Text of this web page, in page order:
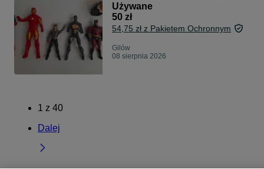
Używane
50 zł
54,75 zł z Pakietem Ochronnym
Gilów
08 sierpnia 2026
1 z 40
Dalej